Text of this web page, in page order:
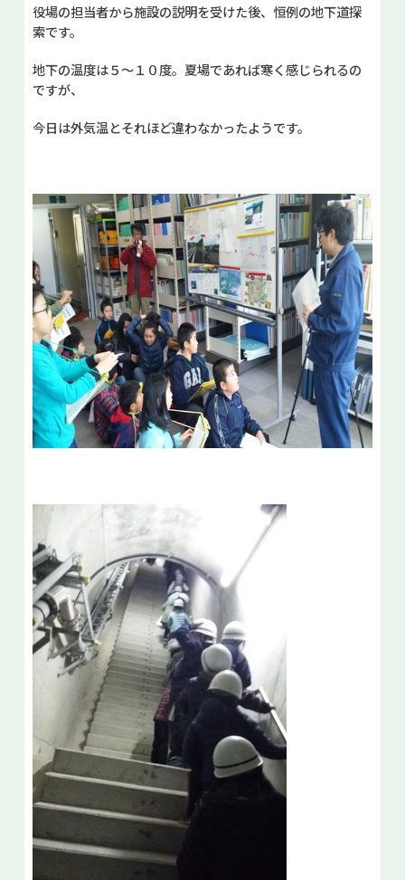
役場の担当者から施設の説明を受けた後、恒例の地下道探
索です。
地下の温度は５～１０度。夏場であれば寒く感じられるの
ですが、
今日は外気温とそれほど違わなかったようです。